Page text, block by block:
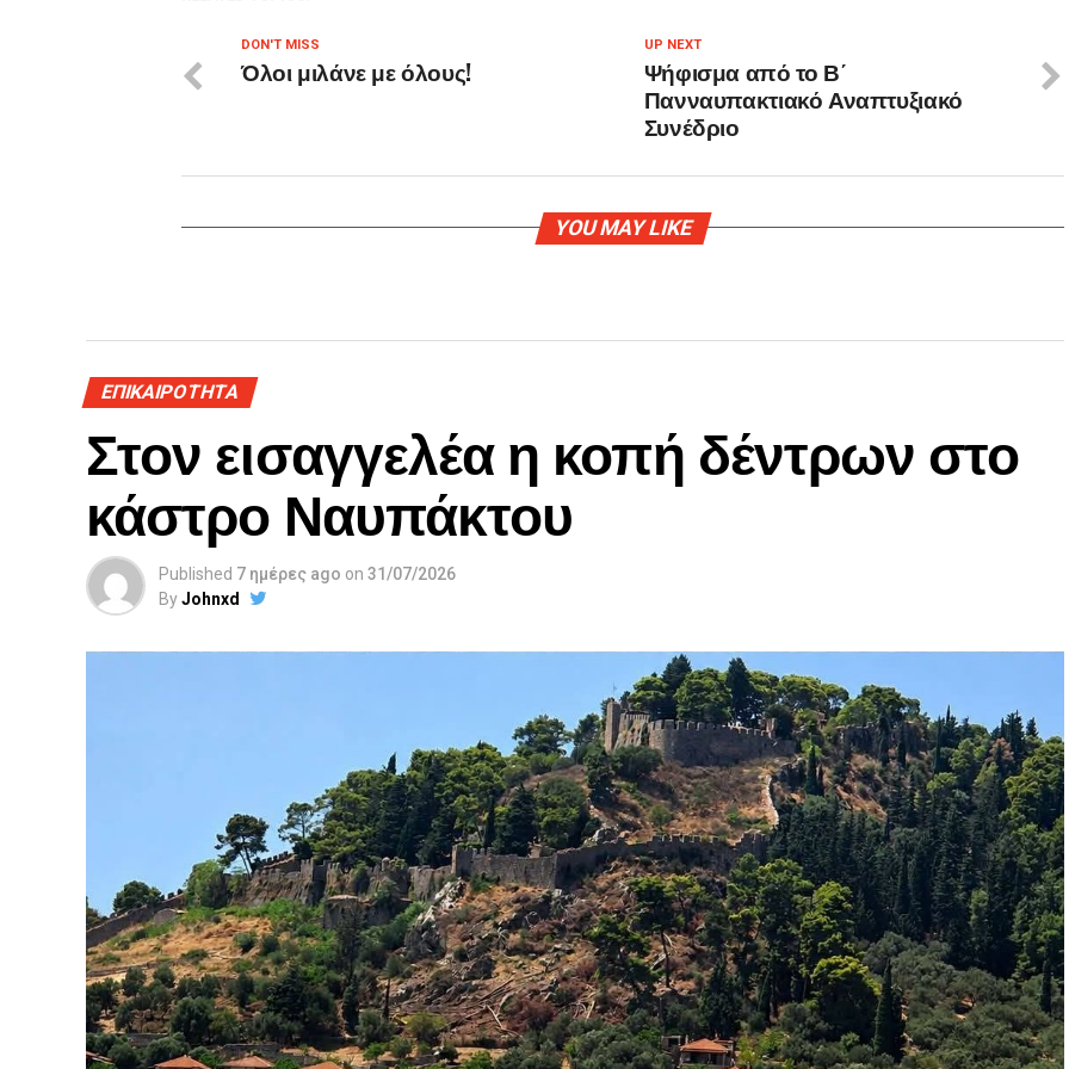
UP NEXT
Ψήφισμα από το Β΄
Πανναυπακτιακό Αναπτυξιακό
Συνέδριο
DON'T MISS
Όλοι μιλάνε με όλους!
YOU MAY LIKE
ΕΠΙΚΑΙΡΟΤΗΤΑ
Στον εισαγγελέα η κοπή δέντρων στο
κάστρο Ναυπάκτου
Published 7 ημέρες ago on 31/07/2026
ByJohnxd